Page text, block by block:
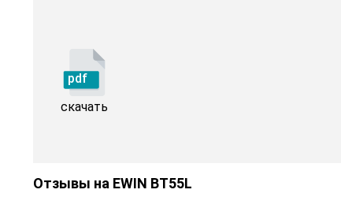
pdf
скачать
Отзывы на EWIN BT55L